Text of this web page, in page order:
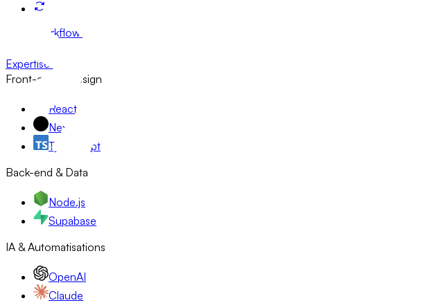
Workflow n8n
Expertises
Front-end & Design
React
Next.js
TypeScript
Back-end & Data
Node.js
Supabase
IA & Automatisations
OpenAI
Claude